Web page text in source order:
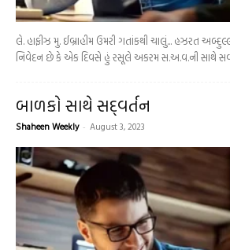
લે. હાફીઝ મુ. ઈબ્રાહીમ ઉમરી ગતાંકથી ચાલું... હઝરત
નિવેદન છે કે એક દિવસે હું રસૂલે અકરમ સ.અ.વ.ની સાથે
બાળકો સાથે સદ્‌વર્તન
Shaheen Weekly - August 3, 2023